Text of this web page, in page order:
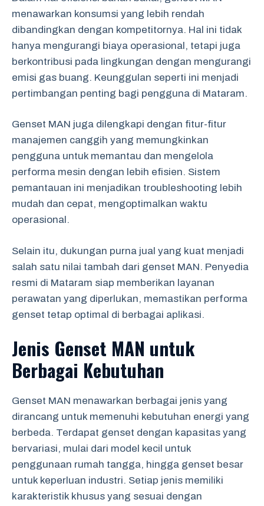
menawarkan konsumsi yang lebih rendah
dibandingkan dengan kompetitornya. Hal ini tidak
hanya mengurangi biaya operasional, tetapi juga
berkontribusi pada lingkungan dengan mengurangi
emisi gas buang. Keunggulan seperti ini menjadi
pertimbangan penting bagi pengguna di Mataram.
Genset MAN juga dilengkapi dengan fitur-fitur
manajemen canggih yang memungkinkan
pengguna untuk memantau dan mengelola
performa mesin dengan lebih efisien. Sistem
pemantauan ini menjadikan troubleshooting lebih
mudah dan cepat, mengoptimalkan waktu
operasional.
Selain itu, dukungan purna jual yang kuat menjadi
salah satu nilai tambah dari genset MAN. Penyedia
resmi di Mataram siap memberikan layanan
perawatan yang diperlukan, memastikan performa
genset tetap optimal di berbagai aplikasi.
Jenis Genset MAN untuk
Berbagai Kebutuhan
Genset MAN menawarkan berbagai jenis yang
dirancang untuk memenuhi kebutuhan energi yang
berbeda. Terdapat genset dengan kapasitas yang
bervariasi, mulai dari model kecil untuk
penggunaan rumah tangga, hingga genset besar
untuk keperluan industri. Setiap jenis memiliki
karakteristik khusus yang sesuai dengan